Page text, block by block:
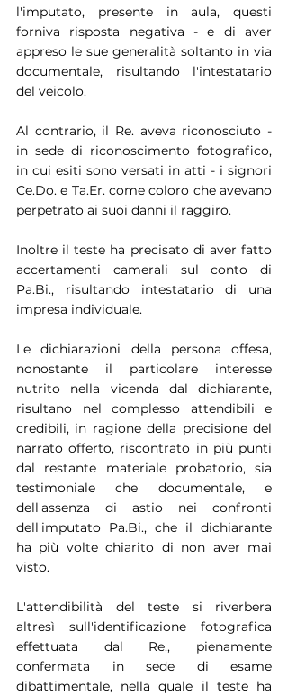
l'imputato, presente in aula, questi
forniva risposta negativa - e di aver
appreso le sue generalità soltanto in via
documentale, risultando l'intestatario
del veicolo.
Al contrario, il Re. aveva riconosciuto -
in sede di riconoscimento fotografico,
in cui esiti sono versati in atti - i signori
Ce.Do. e Ta.Er. come coloro che avevano
perpetrato ai suoi danni il raggiro.
Inoltre il teste ha precisato di aver fatto
accertamenti camerali sul conto di
Pa.Bi., risultando intestatario di una
impresa individuale.
Le dichiarazioni della persona offesa,
nonostante il particolare interesse
nutrito nella vicenda dal dichiarante,
risultano nel complesso attendibili e
credibili, in ragione della precisione del
narrato offerto, riscontrato in più punti
dal restante materiale probatorio, sia
testimoniale che documentale, e
dell'assenza di astio nei confronti
dell'imputato Pa.Bi., che il dichiarante
ha più volte chiarito di non aver mai
visto.
L'attendibilità del teste si riverbera
altresì sull'identificazione fotografica
effettuata dal Re., pienamente
confermata in sede di esame
dibattimentale, nella quale il teste ha